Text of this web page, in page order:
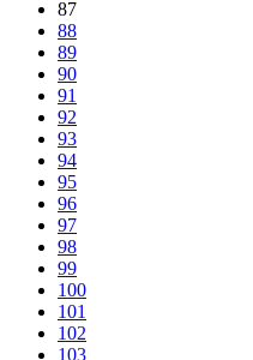
87
88
89
90
91
92
93
94
95
96
97
98
99
100
101
102
103